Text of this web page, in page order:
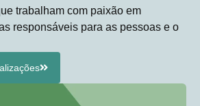
trabalham com paixão em
responsáveis para as pessoas e o